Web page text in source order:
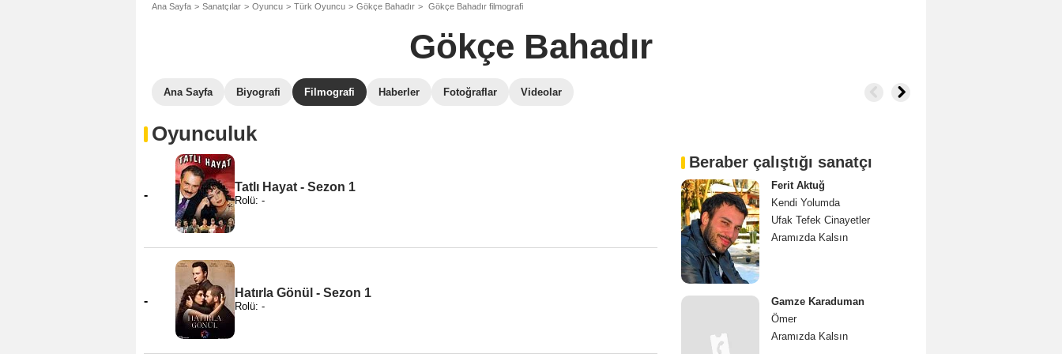
Ana Sayfa Sanatçılar Oyuncu Türk Oyuncu Gökçe Bahadır Gökçe Bahadır filmografi
Gökçe Bahadır
Ana Sayfa Biyografi Filmografi Haberler Fotoğraflar Videolar
Oyunculuk
-
Tatlı Hayat - Sezon 1
Rolü: -
-
Hatırla Gönül - Sezon 1
Rolü: -
Beraber çalıştığı sanatçı
Ferit Aktuğ
Kendi Yolumda
Ufak Tefek Cinayetler
Aramızda Kalsın
Gamze Karaduman
Ömer
Aramızda Kalsın